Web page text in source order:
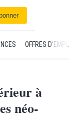
OFFRES
à
néo-